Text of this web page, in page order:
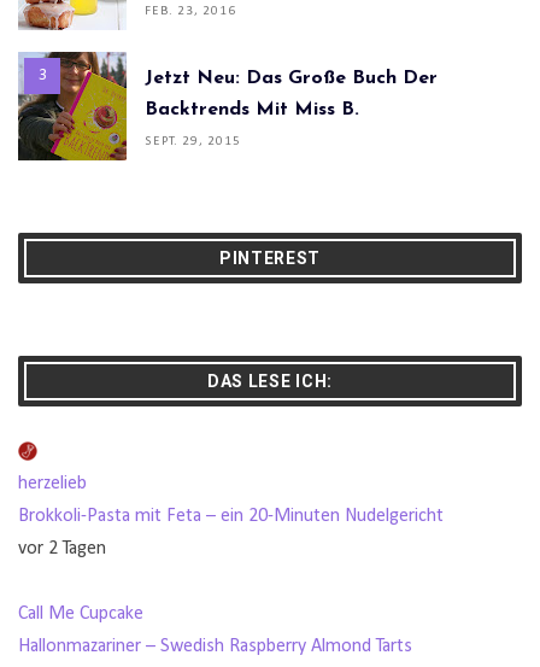
FEB. 23, 2016
Jetzt Neu: Das Große Buch Der
Backtrends Mit Miss B.
SEPT. 29, 2015
PINTEREST
DAS LESE ICH:
herzelieb
Brokkoli-Pasta mit Feta – ein 20-Minuten Nudelgericht
vor 2 Tagen
Call Me Cupcake
Hallonmazariner – Swedish Raspberry Almond Tarts